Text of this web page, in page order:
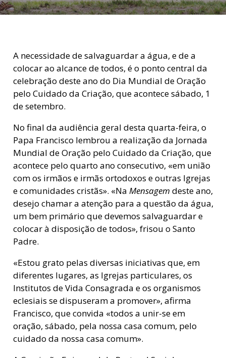
A necessidade de salvaguardar a água, e de a
colocar ao alcance de todos, é o ponto central da
celebração deste ano do Dia Mundial de Oração
pelo Cuidado da Criação, que acontece sábado, 1
de setembro.
No final da audiência geral desta quarta-feira, o
Papa Francisco lembrou a realização da Jornada
Mundial de Oração pelo Cuidado da Criação, que
acontece pelo quarto ano consecutivo, «em união
com os irmãos e irmãs ortodoxos e outras Igrejas
e comunidades cristãs». «Na Mensagem deste ano,
desejo chamar a atenção para a questão da água,
um bem primário que devemos salvaguardar e
colocar à disposição de todos», frisou o Santo
Padre.
«Estou grato pelas diversas iniciativas que, em
diferentes lugares, as Igrejas particulares, os
Institutos de Vida Consagrada e os organismos
eclesiais se dispuseram a promover», afirma
Francisco, que convida «todos a unir-se em
oração, sábado, pela nossa casa comum, pelo
cuidado da nossa casa comum».